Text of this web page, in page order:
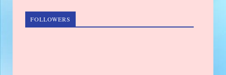
FOLLOWERS